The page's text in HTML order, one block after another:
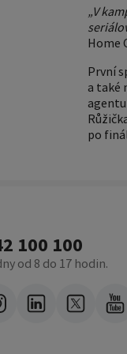
„V
Home
První
a také
po
100 100
od 8 do 17 hodin.